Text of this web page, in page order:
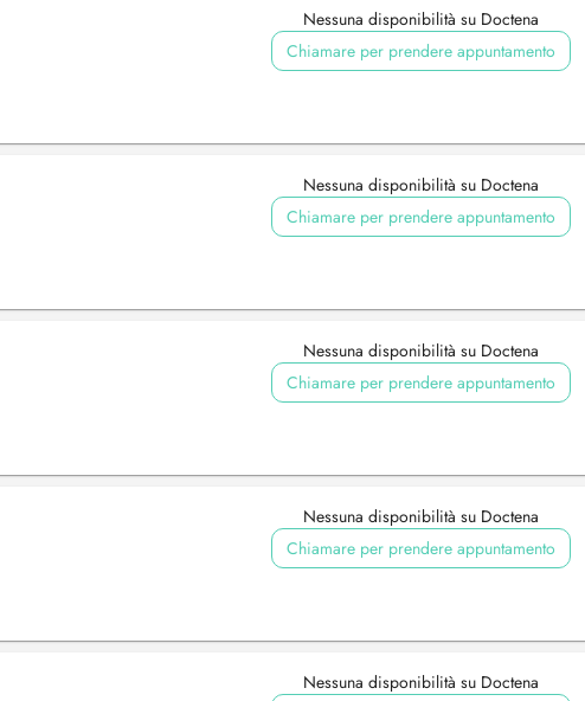
Nessuna disponibilità su Doctena
Chiamare per prendere appuntamento
Nessuna disponibilità su Doctena
Chiamare per prendere appuntamento
Nessuna disponibilità su Doctena
Chiamare per prendere appuntamento
Nessuna disponibilità su Doctena
Chiamare per prendere appuntamento
Nessuna disponibilità su Doctena